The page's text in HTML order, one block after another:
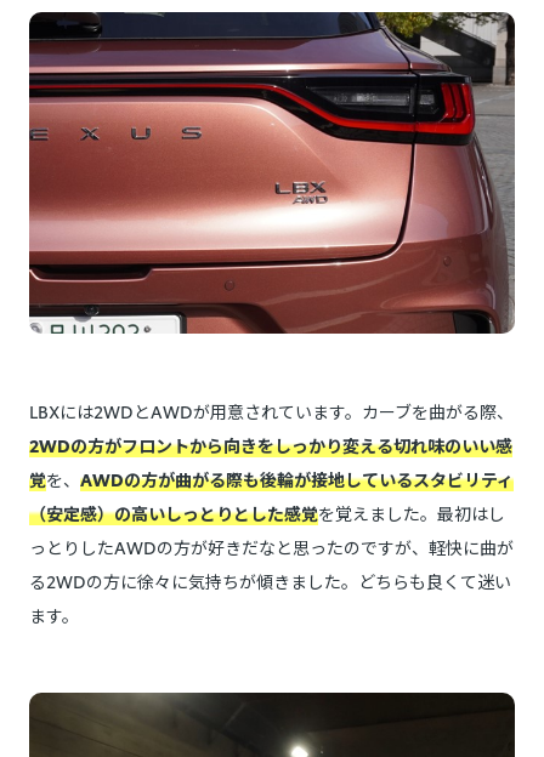
LBXには2WDとAWDが用意されています。カーブを曲がる際、
2WDの方がフロントから向きをしっかり変える切れ味のいい感
覚を、 AWDの方が曲がる際も後輪が接地しているスタビリティ
（安定感）の高いしっとりとした感覚を覚えました。最初はし
っとりしたAWDの方が好きだなと思ったのですが、軽快に曲が
る2WDの方に徐々に気持ちが傾きました。どちらも良くて迷い
ます。